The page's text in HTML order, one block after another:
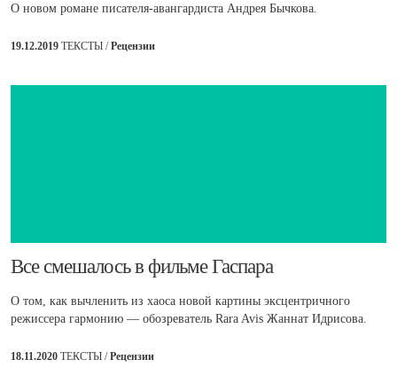
О новом романе писателя-авангардиста Андрея Бычкова.
19.12.2019 ТЕКСТЫ /Рецензии
Все смешалось в фильме Гаспара
О том, как вычленить из хаоса новой картины эксцентричного
режиссера гармонию — обозреватель Rara Avis Жаннат Идрисова.
18.11.2020 ТЕКСТЫ /Рецензии